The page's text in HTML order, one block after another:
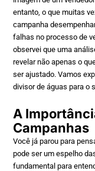
entanto, o que muitas
campanha
falhas no processo de
observei que uma
revelar não apenas o
ser ajustado. Vamos
divisor de águas para o
A
Campanhas
Você já parou para
pode ser um espelho
fundamental para